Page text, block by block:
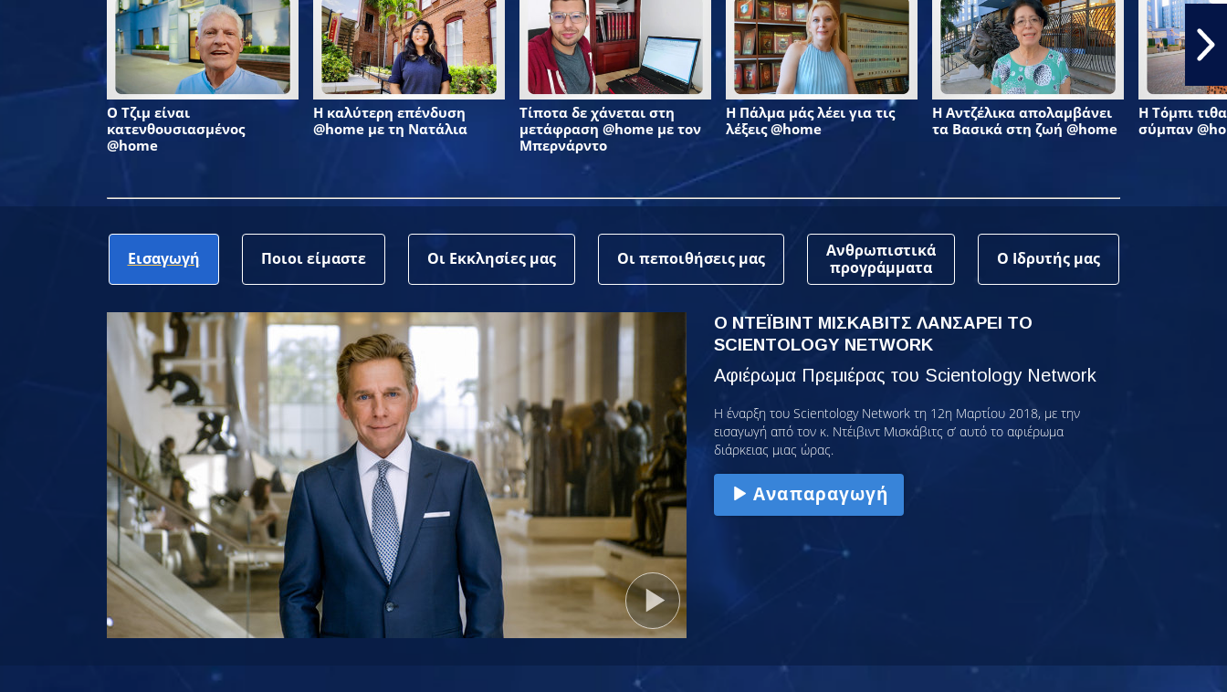
Ο Τζιμ είναι
κατενθουσιασμένος
@home
Η καλύτερη επένδυση
@home με τη Νατάλια
Τίποτα δε χάνεται στη
μετάφραση @home με τον
Μπερνάρντο
Η Πάλμα μάς λέει για τις
λέξεις @home
Η Αντζέλικα απολαμβάνει
τα Βασικά στη ζωή @home
Η Τόμπι
σύμπαν
Εισαγωγή Ποιοι είμαστε Οι Εκκλησίες μας Οι πεποιθήσεις μας
Ανθρωπιστικά
προγράμματα
Ο Ιδρυτής μας
Ο ΝΤΕΪΒΙΝΤ ΜΙΣΚΑΒΙΤΣ ΛΑΝΣΑΡΕΙ ΤΟ
SCIENTOLOGY NETWORK
Αφιέρωμα Πρεμιέρας του Scientology Network
Η έναρξη του Scientology Network τη 12η Μαρτίου 2018, με την
εισαγωγή από τον κ. Ντέιβιντ Μισκάβιτς σ’ αυτό το αφιέρωμα
διάρκειας μιας ώρας.
Αναπαραγωγή